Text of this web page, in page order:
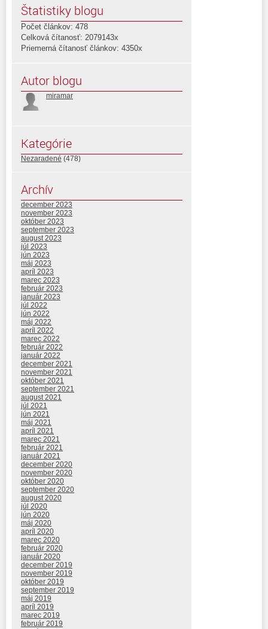
Štatistiky blogu
Počet článkov: 478
Celková čítanosť: 2079143x
Priemerná čítanosť článkov: 4350x
Autor blogu
miramar
Kategórie
Nezaradené (478)
Archív
december 2023
november 2023
október 2023
september 2023
august 2023
júl 2023
jún 2023
máj 2023
apríl 2023
marec 2023
február 2023
január 2023
júl 2022
jún 2022
máj 2022
apríl 2022
marec 2022
február 2022
január 2022
december 2021
november 2021
október 2021
september 2021
august 2021
júl 2021
jún 2021
máj 2021
apríl 2021
marec 2021
február 2021
január 2021
december 2020
november 2020
október 2020
september 2020
august 2020
júl 2020
jún 2020
máj 2020
apríl 2020
marec 2020
február 2020
január 2020
december 2019
november 2019
október 2019
september 2019
máj 2019
apríl 2019
marec 2019
február 2019